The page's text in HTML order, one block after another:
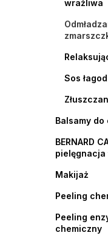
wrażliwa
Sos
Balsamy do
BERNARD
pielęgnacja
Makijaż
Peeling
Peeling
chemiczny